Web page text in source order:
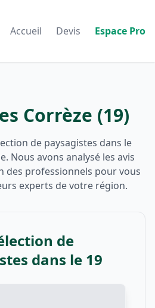
Accueil Devis Espace Pro
Corrèze (19)
de paysagistes dans le
Nous avons analysé les avis
des professionnels pour vous
experts de votre région.
de
dans le 19